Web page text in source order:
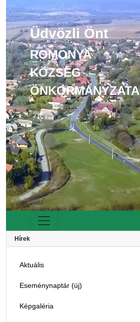
Üdvözli Önt
ROMONYA
KÖZSÉG
ÖNKORMÁNYZATA
Hírek
Aktuális
Eseménynaptár (új)
Képgaléria